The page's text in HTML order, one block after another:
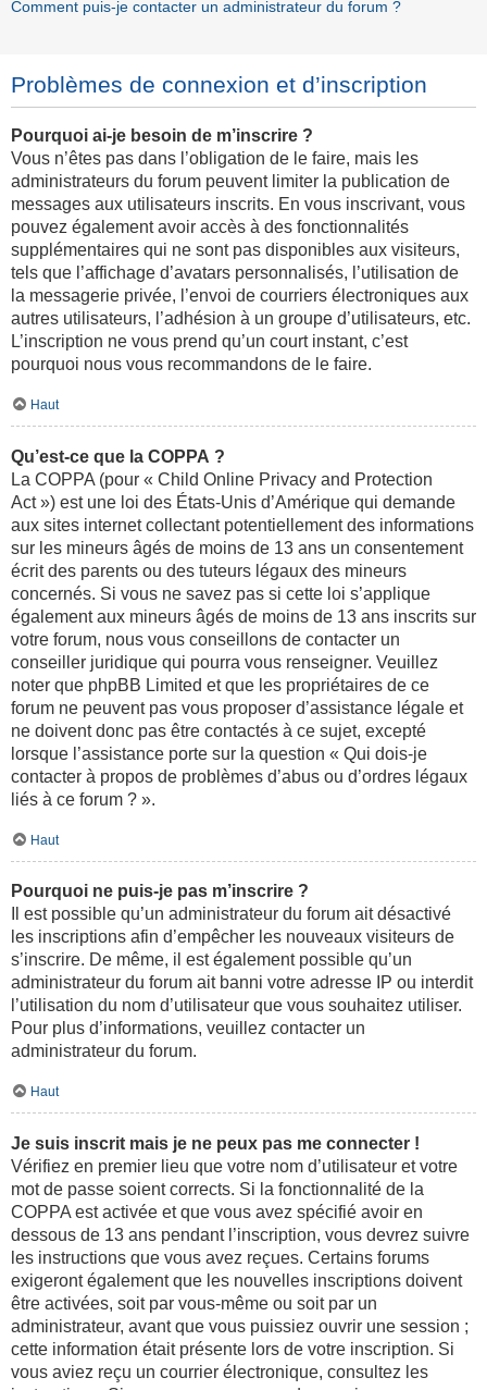
Comment puis-je contacter un administrateur du forum ?
Problèmes de connexion et d’inscription
Pourquoi ai-je besoin de m’inscrire ?
Vous n’êtes pas dans l’obligation de le faire, mais les
administrateurs du forum peuvent limiter la publication de
messages aux utilisateurs inscrits. En vous inscrivant, vous
pouvez également avoir accès à des fonctionnalités
supplémentaires qui ne sont pas disponibles aux visiteurs,
tels que l’affichage d’avatars personnalisés, l’utilisation de
la messagerie privée, l’envoi de courriers électroniques aux
autres utilisateurs, l’adhésion à un groupe d’utilisateurs, etc.
L’inscription ne vous prend qu’un court instant, c’est
pourquoi nous vous recommandons de le faire.
Haut
Qu’est-ce que la COPPA ?
La COPPA (pour « Child Online Privacy and Protection
Act ») est une loi des États-Unis d’Amérique qui demande
aux sites internet collectant potentiellement des informations
sur les mineurs âgés de moins de 13 ans un consentement
écrit des parents ou des tuteurs légaux des mineurs
concernés. Si vous ne savez pas si cette loi s’applique
également aux mineurs âgés de moins de 13 ans inscrits sur
votre forum, nous vous conseillons de contacter un
conseiller juridique qui pourra vous renseigner. Veuillez
noter que phpBB Limited et que les propriétaires de ce
forum ne peuvent pas vous proposer d’assistance légale et
ne doivent donc pas être contactés à ce sujet, excepté
lorsque l’assistance porte sur la question « Qui dois-je
contacter à propos de problèmes d’abus ou d’ordres légaux
liés à ce forum ? ».
Haut
Pourquoi ne puis-je pas m’inscrire ?
Il est possible qu’un administrateur du forum ait désactivé
les inscriptions afin d’empêcher les nouveaux visiteurs de
s’inscrire. De même, il est également possible qu’un
administrateur du forum ait banni votre adresse IP ou interdit
l’utilisation du nom d’utilisateur que vous souhaitez utiliser.
Pour plus d’informations, veuillez contacter un
administrateur du forum.
Haut
Je suis inscrit mais je ne peux pas me connecter !
Vérifiez en premier lieu que votre nom d’utilisateur et votre
mot de passe soient corrects. Si la fonctionnalité de la
COPPA est activée et que vous avez spécifié avoir en
dessous de 13 ans pendant l’inscription, vous devrez suivre
les instructions que vous avez reçues. Certains forums
exigeront également que les nouvelles inscriptions doivent
être activées, soit par vous-même ou soit par un
administrateur, avant que vous puissiez ouvrir une session ;
cette information était présente lors de votre inscription. Si
vous aviez reçu un courrier électronique, consultez les